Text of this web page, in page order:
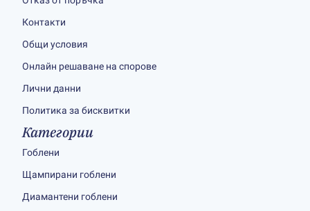
Контакти
Общи условия
Онлайн решаване на спорове
Лични данни
Политика за бисквитки
Категории
Гоблени
Щампирани гоблени
Диамантени гоблени